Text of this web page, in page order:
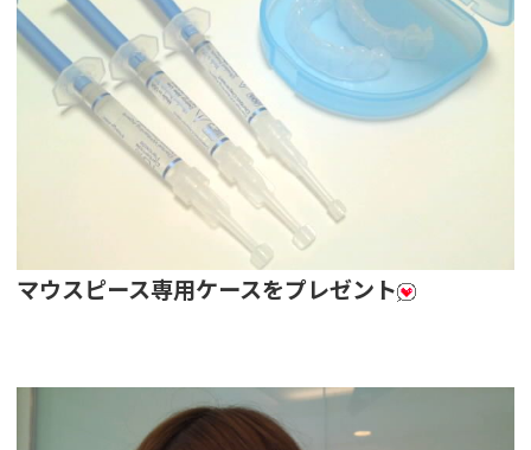
マウスピース専用ケースをプレゼント